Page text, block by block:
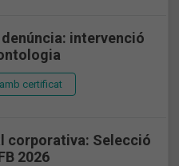
intervenció
certificat
corporativa: Selecció
2026